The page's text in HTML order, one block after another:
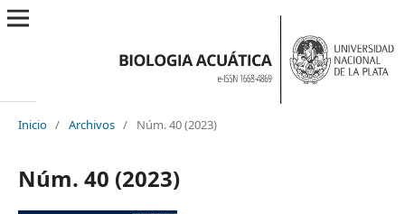
Inicio / Archivos / Núm. 40 (2023)
Núm. 40 (2023)